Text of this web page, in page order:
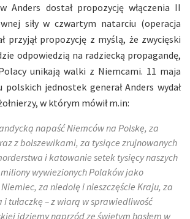
Anders dostał propozycję włączenia II
siły w czwartym natarciu (operacja
przyjął propozycję z myślą, że zwycięski
odpowiedzią na radziecką propagandę,
unikają walki z Niemcami. 11 maja
jednostek generał Anders wydał
w którym mówił m.in:
napaść Niemców na Polskę, za
z bolszewikami, za tysiące zrujnowanych
i katowanie setek tysięcy naszych
wywiezionych Polaków jako
za niedolę i nieszczęście Kraju, za
i tułaczkę – z wiarą w sprawiedliwość
idziemy naprzód ze świętym hasłem w